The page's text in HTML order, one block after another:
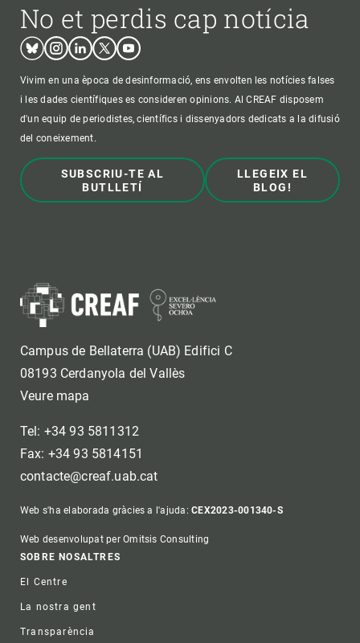
No et perdis cap notícia
BlueskyInstagram
LinkedinTwitterYoutube
Vivim en una època de desinformació, ens envolten les notícies falses
i les dades científiques es consideren opinions. Al CREAF disposem
d'un equip de periodistes, científics i dissenyadors dedicats a la difusió
del coneixement.
SUBSCRIU-TE AL
BUTLLETÍ
LLEGEIX EL
BLOG!
Campus de Bellaterra (UAB) Edifici C
08193 Cerdanyola del Vallès
Veure mapa
Tel: +34 93 5811312
Fax: +34 93 5814151
contacte@creaf.uab.cat
Web s'ha elaborada gràcies a l'ajuda:CEX2023-001340-S
Web desenvolupat per Omitsis Consulting
Footer
SOBRE NOSALTRES
El Centre
La nostra gent
Transparència